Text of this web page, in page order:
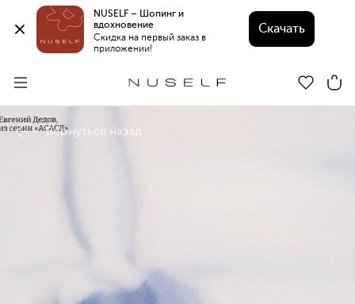
NUSELF – Шопинг и
вдохновение
Скидка на первый заказ в
приложении!
Скачать
Вернуться назад